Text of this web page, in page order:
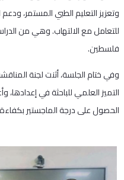
وتعزيز التعليم الطبي المستمر،
للتعامل مع الالتهاب. وهي من
فلسطين.
وفي ختام الجلسة، أثنت لجنة
التميز العلمي للباحثة في إعدادها،
الحصول على درجة الماجستير